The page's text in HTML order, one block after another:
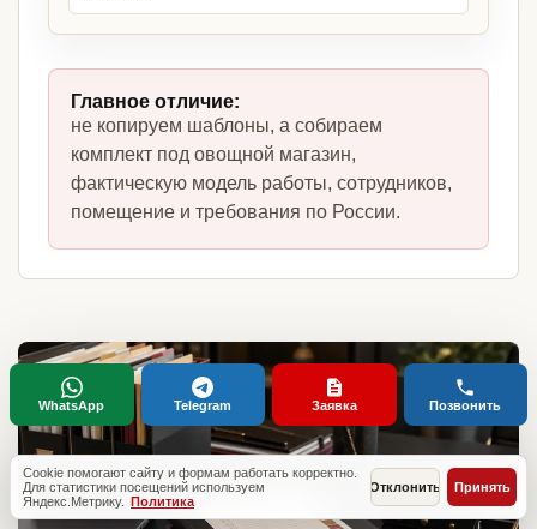
Главное отличие:
не копируем шаблоны, а собираем
комплект под овощной магазин,
фактическую модель работы, сотрудников,
помещение и требования по России.
Cookie помогают сайту и формам работать корректно.
Для статистики посещений используем
Яндекс.Метрику. Политика
Отклонить Принять
WhatsApp Telegram Заявка Позвонить